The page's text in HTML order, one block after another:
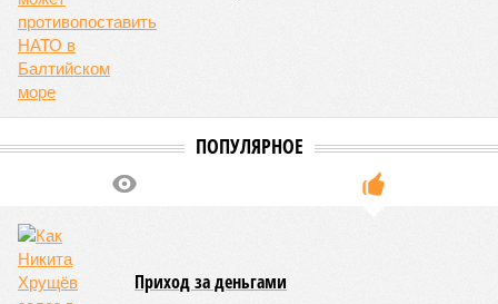
ПОПУЛЯРНОЕ
Приход за деньгами